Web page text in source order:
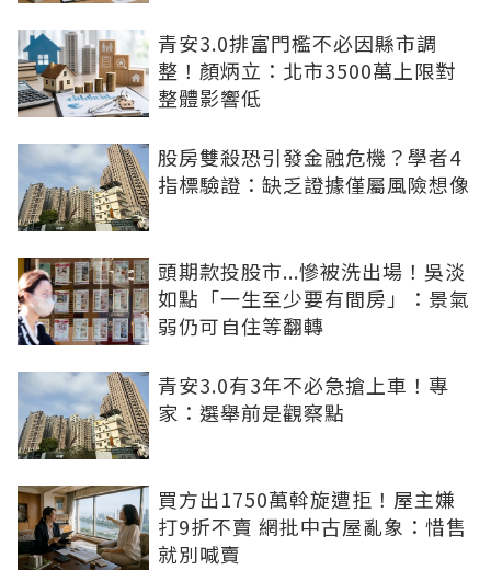
青安3.0排富門檻不必因縣市調
整！顏炳立：北市3500萬上限對
整體影響低
股房雙殺恐引發金融危機？學者4
指標驗證：缺乏證據僅屬風險想像
頭期款投股市...慘被洗出場！吳淡
如點「一生至少要有間房」：景氣
弱仍可自住等翻轉
青安3.0有3年不必急搶上車！專
家：選舉前是觀察點
買方出1750萬斡旋遭拒！屋主嫌
打9折不賣 網批中古屋亂象：惜售
就別喊賣